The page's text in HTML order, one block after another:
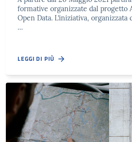
formative organizzate dal progetto
Open Data. L’iniziativa,
…
LEGGI DI PIÙ